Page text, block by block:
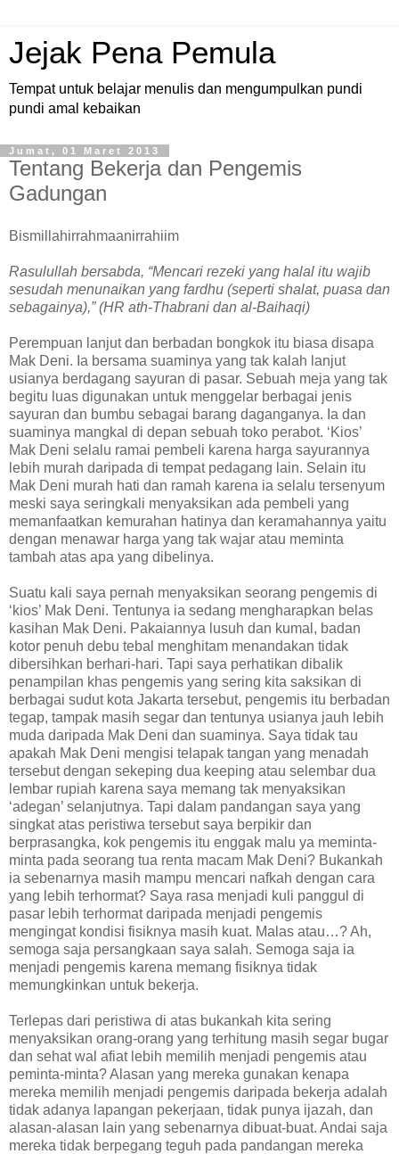
Jejak Pena Pemula
Tempat untuk belajar menulis dan mengumpulkan pundi
pundi amal kebaikan
Jumat, 01 Maret 2013
Tentang Bekerja dan Pengemis
Gadungan
Bismillahirrahmaanirrahiim
Rasulullah bersabda, “Mencari rezeki yang halal itu wajib
sesudah menunaikan yang fardhu (seperti shalat, puasa dan
sebagainya),” (HR ath-Thabrani dan al-Baihaqi)
Perempuan lanjut dan berbadan bongkok itu biasa disapa
Mak Deni. Ia bersama suaminya yang tak kalah lanjut
usianya berdagang sayuran di pasar. Sebuah meja yang tak
begitu luas digunakan untuk menggelar berbagai jenis
sayuran dan bumbu sebagai barang daganganya. Ia dan
suaminya mangkal di depan sebuah toko perabot. ‘Kios’
Mak Deni selalu ramai pembeli karena harga sayurannya
lebih murah daripada di tempat pedagang lain. Selain itu
Mak Deni murah hati dan ramah karena ia selalu tersenyum
meski saya seringkali menyaksikan ada pembeli yang
memanfaatkan kemurahan hatinya dan keramahannya yaitu
dengan menawar harga yang tak wajar atau meminta
tambah atas apa yang dibelinya.
Suatu kali saya pernah menyaksikan seorang pengemis di
‘kios’ Mak Deni. Tentunya ia sedang mengharapkan belas
kasihan Mak Deni. Pakaiannya lusuh dan kumal, badan
kotor penuh debu tebal menghitam menandakan tidak
dibersihkan berhari-hari. Tapi saya perhatikan dibalik
penampilan khas pengemis yang sering kita saksikan di
berbagai sudut kota Jakarta tersebut, pengemis itu berbadan
tegap, tampak masih segar dan tentunya usianya jauh lebih
muda daripada Mak Deni dan suaminya. Saya tidak tau
apakah Mak Deni mengisi telapak tangan yang menadah
tersebut dengan sekeping dua keeping atau selembar dua
lembar rupiah karena saya memang tak menyaksikan
‘adegan’ selanjutnya. Tapi dalam pandangan saya yang
singkat atas peristiwa tersebut saya berpikir dan
berprasangka, kok pengemis itu enggak malu ya meminta-
minta pada seorang tua renta macam Mak Deni? Bukankah
ia sebenarnya masih mampu mencari nafkah dengan cara
yang lebih terhormat? Saya rasa menjadi kuli panggul di
pasar lebih terhormat daripada menjadi pengemis
mengingat kondisi fisiknya masih kuat. Malas atau…? Ah,
semoga saja persangkaan saya salah. Semoga saja ia
menjadi pengemis karena memang fisiknya tidak
memungkinkan untuk bekerja.
Terlepas dari peristiwa di atas bukankah kita sering
menyaksikan orang-orang yang terhitung masih segar bugar
dan sehat wal afiat lebih memilih menjadi pengemis atau
peminta-minta? Alasan yang mereka gunakan kenapa
mereka memilih menjadi pengemis daripada bekerja adalah
tidak adanya lapangan pekerjaan, tidak punya ijazah, dan
alasan-alasan lain yang sebenarnya dibuat-buat. Andai saja
mereka tidak berpegang teguh pada pandangan mereka